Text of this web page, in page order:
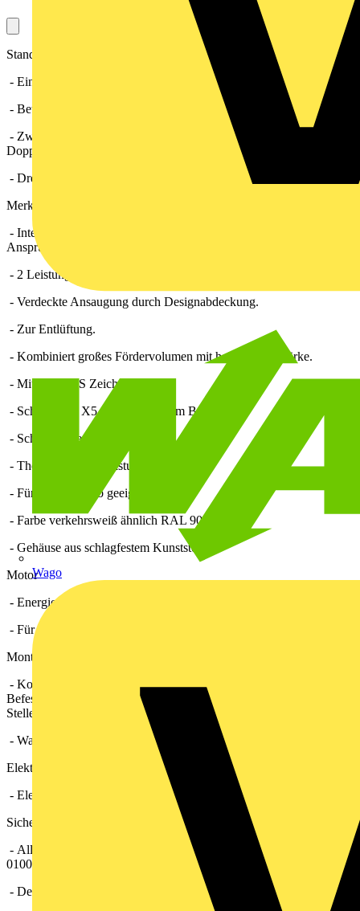
Wago
Standardausführung
- Ein/Aus über Lichtschalter oder separaten Schalter.
- Betrieb entweder in Stufe 1 oder Stufe 2.
- Zweistufig bedienbar mittels handelsüblichen
Doppelwechselschalter.
- Drehzahlsteuerbar.
Merkmale
- Intelligent programmierter Kleinraumventilator für höchste
Ansprüche.
- 2 Leistungsstufen.
- Verdeckte Ansaugung durch Designabdeckung.
- Zur Entlüftung.
- Kombiniert großes Fördervolumen mit hoher Druckstärke.
- Mit VDE-GS Zeichen.
- Schutzart IP X5 für Sicherheit im Bad.
- Schutzklasse II.
- Thermischer Überlastungsschutz.
- Für Dauerbetrieb geeignet.
- Farbe verkehrsweiß ähnlich RAL 9016.
- Gehäuse aus schlagfestem Kunststoff.
Motor
- Energiesparender, robuster Motor mit Kugellager wartungsfrei.
- Für Dauerbetrieb geeignet.
Montagehinweise
- Kompatibel zu ECA Vorgängermodellen DN 150, da
Befestigungslöcher und Kabeleinführung Unterputz an der gleichen
Stelle.
- Wand- und Deckenmontage möglich.
Elektrischer Anschluss
- Elektrischer Anschluss wahlweise Auf- oder Unterputz.
Sicherheitshinweise
- Alle ECA 150 ipro Geräte im Schutzbereich 1 gemäß DIN VDE
0100-701 einsetzbar.
- Details siehe Planungshinweise.